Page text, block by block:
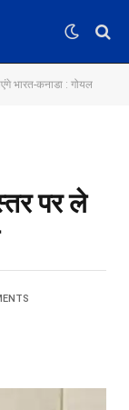
भारत-कनाडा : गोयल
पर ले